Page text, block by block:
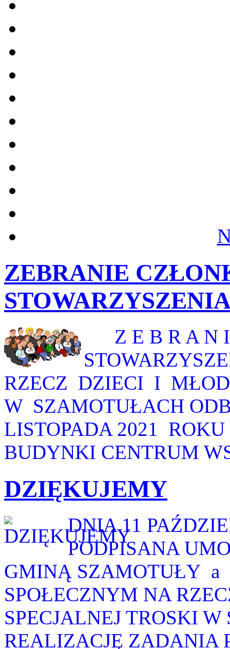
ZEBRANIE
Z E B R A N I
RZECZ DZIECI I
W SZAMOTUŁACH
LISTOPADA 2021
BUDYNKI CENTRUM
DZIĘKUJEMY
DNIA 11
PODPISANA
GMINĄ SZAMOTUŁY a
SPOŁECZNYM NA
SPECJALNEJ TROSKI
REALIZACJĘ ZADANIA